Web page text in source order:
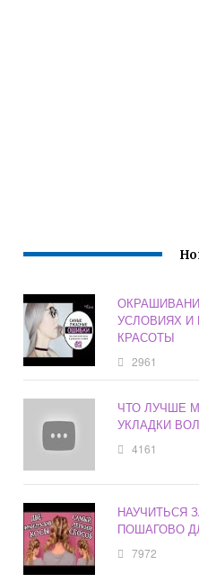
УСЛОВИЯХ И
КРАСОТЫ
2961
ЧТО ЛУЧШЕ
УКЛАДКИ
4161
НАУЧИТЬСЯ
ПОШАГОВО
7972